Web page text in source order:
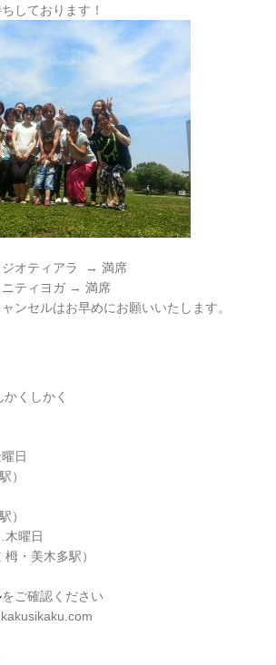
しております！
ジオティアラ → 満席
ニティヨガ → 満席
ンセルはお早めにお願いいたします。
くしかく
日
）
）
曜日
栂・美木多駅）
をご確認ください